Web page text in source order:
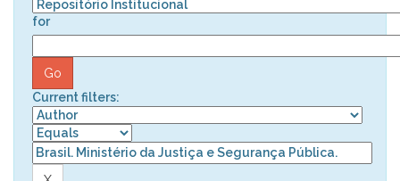
for
Current filters: